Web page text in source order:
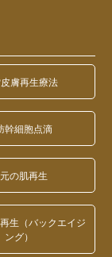
膚再生療法
幹細胞点滴
の肌再生
生（バックエイジ
ング）